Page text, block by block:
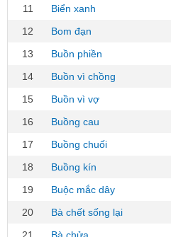
11
Biển xanh
12
Bom đạn
13
Buồn phiền
14
Buồn vì chồng
15
Buồn vì vợ
16
Buồng cau
17
Buồng chuối
18
Buồng kín
19
Buộc mắc dây
20
Bà chết sống lại